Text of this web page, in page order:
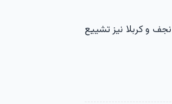
۱۷ تیرماه در شهرهای نجف و کربلا نیز تشییع